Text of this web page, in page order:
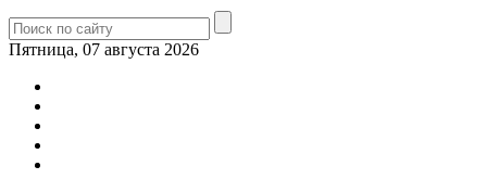
Пятница, 07 августа 2026